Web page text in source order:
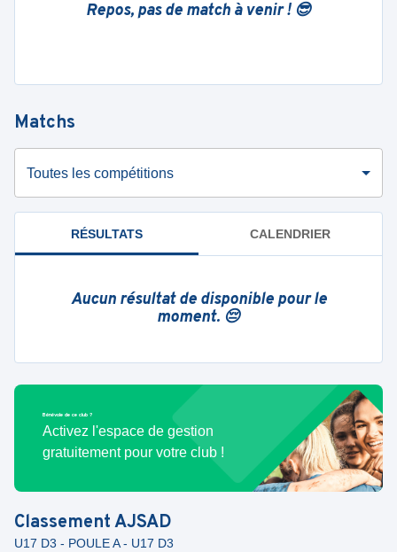
Repos, pas de match à venir ! 😎
Matchs
Toutes les compétitions
RÉSULTATS CALENDRIER
Aucun résultat de disponible pour le
moment. 😔
Bénévole de ce club ?
Activez l'espace de gestion
gratuitement pour votre club !
ClassementAJSAD
U17 D3 - POULE A - U17 D3